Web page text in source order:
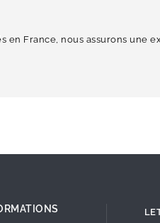
en France, nous assurons une